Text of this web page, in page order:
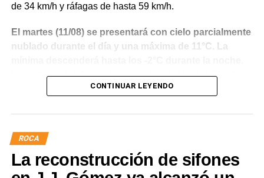
de 34 km/h y ráfagas de hasta 59 km/h.
El martes (11/08) se presentará con cielo parcialmente
nublado durante el día y una máxima de 11°C. La
El viento será del noreste, con velocidades de 37 km/h y
ráfagas de hasta 54 km/h durante el día.
Para el miércoles (12/08) se anticipa una mejora en las
una máxima de 11°C. La mínima será de -1°C durante
la noche. El viento continuará del noreste, aunque con
menor intensidad, alrededor de los 20 km/h y ráfagas de
CONTINUAR LEYENDO
ROCA
La reconstrucción de sifones